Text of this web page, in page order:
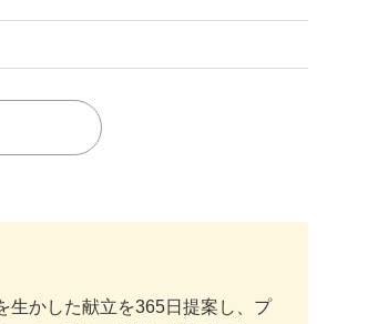
生かした献立を365日提案し、プ